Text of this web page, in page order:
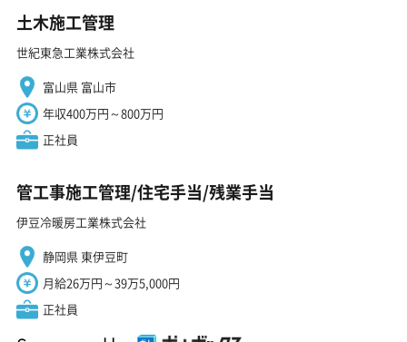
土木施工管理
世紀東急工業株式会社
富山県 富山市
年収400万円～800万円
正社員
管工事施工管理/住宅手当/残業手当
伊豆冷暖房工業株式会社
静岡県 東伊豆町
月給26万円～39万5,000円
正社員